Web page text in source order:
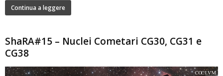
Continua a leggere
ShaRA#15 – Nuclei Cometari CG30, CG31 e
CG38